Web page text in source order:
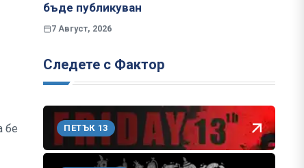
бе
бъде публикуван
7 Август, 2026
Следете с Фактор
ПЕТЪК 13